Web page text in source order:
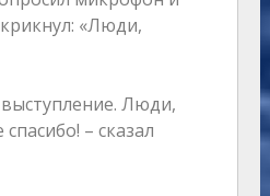
«Люди,
Люди,
– сказал